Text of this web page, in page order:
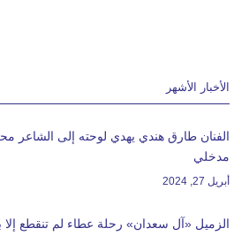
الأخبار الأشهر
الفنان طارق هندي يهدي لوحته إلى الشاعر
مدخلي
أبريل 27, 2024
الزميل «آل سعدان» رحلة عطاء لم تنقطع إلا